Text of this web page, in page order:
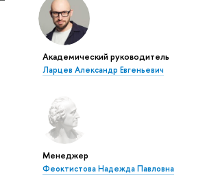
Академический руководитель
Ларцев Александр Евгеньевич
Менеджер
Феоктистова Надежда Павловна